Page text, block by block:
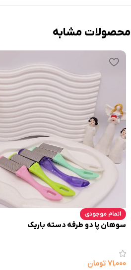
محصولات مشابه
اتمام موجودی
سوهان پا دو طرفه دسته باریک
۷۱,۰۰۰ تومان